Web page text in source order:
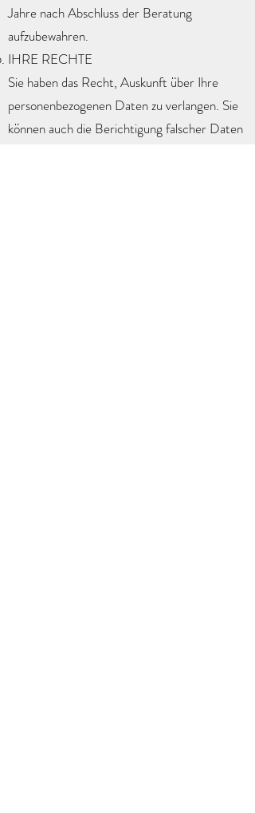
Jahre nach Abschluss der Beratung
aufzubewahren.
IHRE RECHTE
Sie haben das Recht, Auskunft über Ihre
personenbezogenen Daten zu verlangen. Sie
können auch die Berichtigung falscher Daten